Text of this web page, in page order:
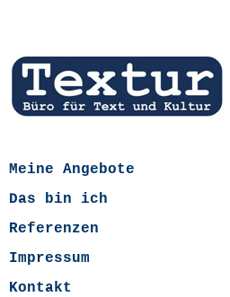
Meine Angebote
Das bin ich
Referenzen
Impressum
Kontakt